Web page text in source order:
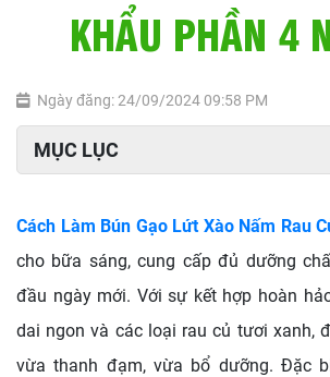
KHẨU PHẦN 4
Ngày đăng: 24/09/2024 09:58 PM
MỤC LỤC
Cách Làm Bún Gạo Lứt Xào Nấm Rau
cho bữa sáng, cung cấp đủ dưỡng
đầu ngày mới. Với sự kết hợp hoàn
dai ngon và các loại rau củ tươi xanh,
vừa thanh đạm, vừa bổ dưỡng. Đặc